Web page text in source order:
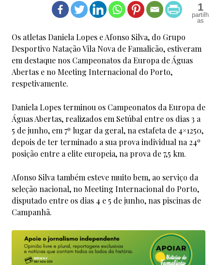
1
Os atletas Daniela Lopes e Afonso Silva, do Grupo
Desportivo Natação Vila Nova de Famalicão, estiveram
em destaque nos Campeonatos da Europa de Águas
Abertas e no Meeting Internacional do Porto,
respetivamente.
Daniela Lopes terminou os Campeonatos da Europa de
Águas Abertas, realizados em Setúbal entre os dias 3 a
5 de junho, em 7º lugar da geral, na estafeta de 4×1250,
depois de ter terminado a sua prova individual na 24º
posição entre a elite europeia, na prova de 7,5 km.
Afonso Silva também esteve muito bem, ao serviço da
seleção nacional, no Meeting Internacional do Porto,
disputado entre os dias 4 e 5 de junho, nas piscinas de
Campanhã.